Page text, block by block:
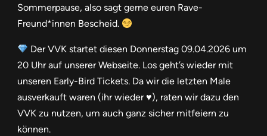
Sommerpause, also sagt gerne euren Rave-
Freund*innen Bescheid.
Der VVK startet diesen Donnerstag 09.04.2026 um
20 Uhr auf unserer Webseite. Los geht’s wieder mit
unseren Early-Bird Tickets. Da wir die letzten Male
ausverkauft waren (ihr wieder ♥), raten wir dazu den
VVK zu nutzen, um auch ganz sicher mitfeiern zu
können.